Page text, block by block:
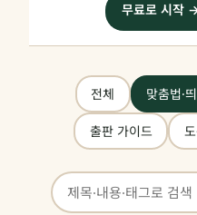
무료로 시작
전체 맞춤법·
출판 가이드